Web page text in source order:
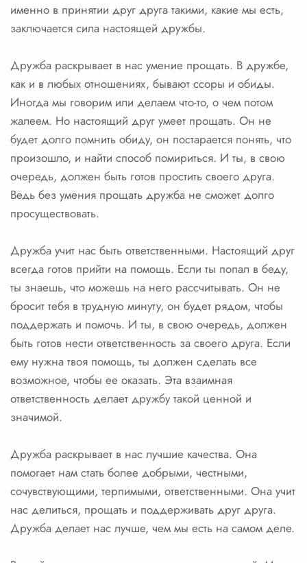
именно в принятии друг друга такими, какие мы есть,
заключается сила настоящей дружбы.
Дружба раскрывает в нас умение прощать. В дружбе,
как и в любых отношениях, бывают ссоры и обиды.
Иногда мы говорим или делаем что-то, о чем потом
жалеем. Но настоящий друг умеет прощать. Он не
будет долго помнить обиду, он постарается понять, что
произошло, и найти способ помириться. И ты, в свою
очередь, должен быть готов простить своего друга.
Ведь без умения прощать дружба не сможет долго
просуществовать.
Дружба учит нас быть ответственными. Настоящий друг
всегда готов прийти на помощь. Если ты попал в беду,
ты знаешь, что можешь на него рассчитывать. Он не
бросит тебя в трудную минуту, он будет рядом, чтобы
поддержать и помочь. И ты, в свою очередь, должен
быть готов нести ответственность за своего друга. Если
ему нужна твоя помощь, ты должен сделать все
возможное, чтобы ее оказать. Эта взаимная
ответственность делает дружбу такой ценной и
значимой.
Дружба раскрывает в нас лучшие качества. Она
помогает нам стать более добрыми, честными,
сочувствующими, терпимыми, ответственными. Она учит
нас делиться, прощать и поддерживать друг друга.
Дружба делает нас лучше, чем мы есть на самом деле.